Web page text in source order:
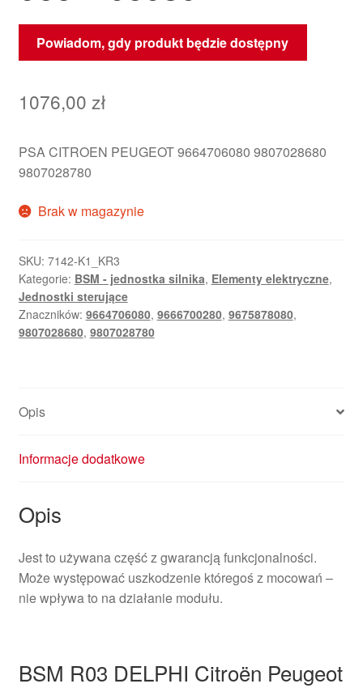
Powiadom, gdy produkt będzie dostępny
1076,00 zł
PSA CITROEN PEUGEOT 9664706080 9807028680
9807028780
Brak w magazynie
SKU: 7142-K1_KR3
Kategorie: BSM - jednostka silnika, Elementy elektryczne,
Jednostki sterujące
Znaczników: 9664706080, 9666700280, 9675878080,
9807028680, 9807028780
Opis
Informacje dodatkowe
Opis
Jest to używana część z gwarancją funkcjonalności.
Może występować uszkodzenie któregoś z mocowań –
nie wpływa to na działanie modułu.
BSM R03 DELPHI Citroën Peugeot